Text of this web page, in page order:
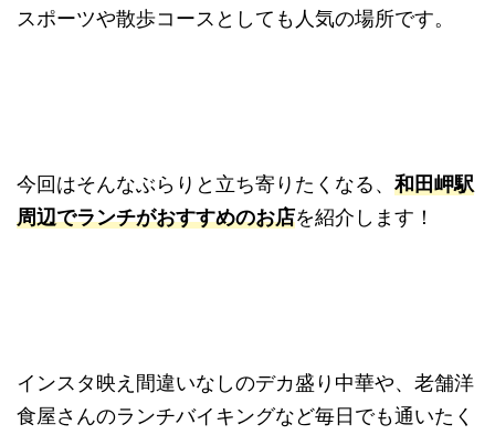
スポーツや散歩コースとしても人気の場所です。
今回はそんなぶらりと立ち寄りたくなる、 和田岬駅
周辺でランチがおすすめのお店を紹介します！
インスタ映え間違いなしのデカ盛り中華や、老舗洋
食屋さんのランチバイキングなど毎日でも通いたく